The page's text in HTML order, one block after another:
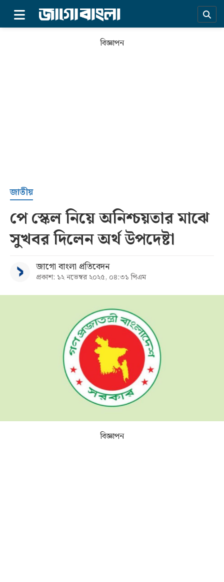
সর্বশেষ
সব
বিভাগ
বিজ্ঞাপন
জাতীয়
পে স্কেল নিয়ে অনিশ্চয়তার মাঝে
সুখবর দিলেন অর্থ উপদেষ্টা
জাগো বাংলা প্রতিবেদন
প্রকাশ: ১২ নভেম্বর ২০২৫, ০৪:৩১ পিএম
বিজ্ঞাপন